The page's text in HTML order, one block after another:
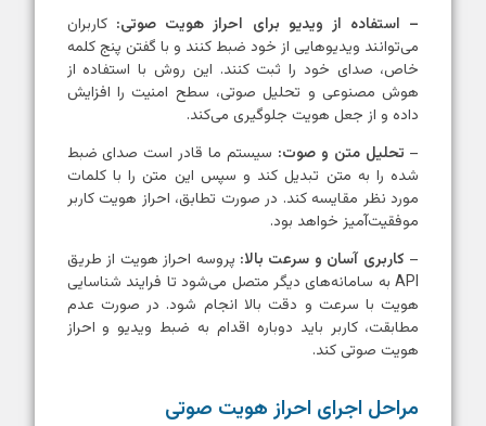
– استفاده از ویدیو برای احراز هویت صوتی: کاربران
می‌توانند ویدیوهایی از خود ضبط کنند و با گفتن پنج کلمه
خاص، صدای خود را ثبت کنند. این روش با استفاده از
هوش مصنوعی و تحلیل صوتی، سطح امنیت را افزایش
داده و از جعل هویت جلوگیری می‌کند.
– تحلیل متن و صوت: سیستم ما قادر است صدای ضبط
شده را به متن تبدیل کند و سپس این متن را با کلمات
مورد نظر مقایسه کند. در صورت تطابق، احراز هویت کاربر
موفقیت‌آمیز خواهد بود.
– کاربری آسان و سرعت بالا: پروسه احراز هویت از طریق
API به سامانه‌های دیگر متصل می‌شود تا فرایند شناسایی
هویت با سرعت و دقت بالا انجام شود. در صورت عدم
مطابقت، کاربر باید دوباره اقدام به ضبط ویدیو و احراز
هویت صوتی کند.
مراحل اجرای احراز هویت صوتی